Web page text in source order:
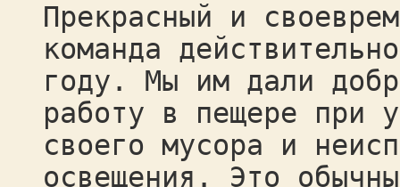
Прекрасный и
команда
году. Мы им дали
работу в пещере при
своего мусора и
освещения. Это